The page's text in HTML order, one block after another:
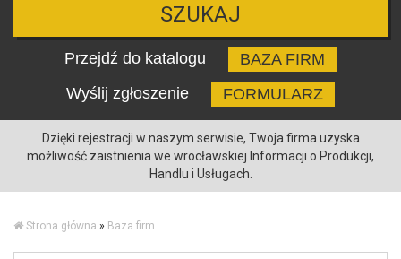
SZUKAJ
Przejdź do katalogu
BAZA FIRM
Wyślij zgłoszenie
FORMULARZ
Dzięki rejestracji w naszym serwisie, Twoja firma uzyska
możliwość zaistnienia we wrocławskiej Informacji o Produkcji,
Handlu i Usługach.
Strona główna » Baza firm